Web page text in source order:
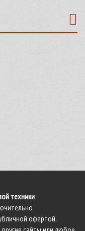
техники
офертой.